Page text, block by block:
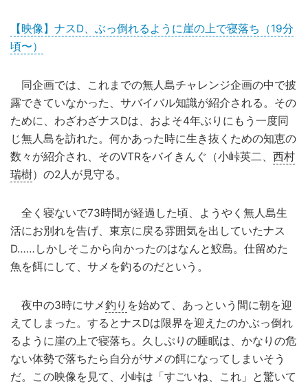
【映像】ナスD、ぶっ倒れるように崖の上で寝落ち（19分
頃〜）
同企画では、これまでの無人島チャレンジ企画の中で披
露できていなかった、サバイバル知識が紹介される。その
ために、わざわざナスDは、およそ4年ぶりにもう一度同
じ無人島を訪れた。何かあった時に生き抜くための知恵の
数々が紹介され、そのVTRをバイきんぐ（小峠英二、 西村
瑞樹）の2人が見守る。
全く寝ないで73時間が経過した頃、ようやく無人島生
活にお別れを告げ、東京に戻る雰囲気を出していたナス
D……しかしそこから向かったのはなんと鮫島。仕留めた
魚を餌にして、サメを釣るのだという。
夜中の3時にサメ釣り を始めて、あっという間に朝を迎
えてしまった。するとナスDは限界を迎えたのかぶっ倒れ
るように崖の上で寝落ち。久しぶりの睡眠は、かなりの危
ない体勢で落ちたら自分がサメの餌になってしまいそう
だ。この映像を見て、小峠は「すごいね、これ」と驚いて